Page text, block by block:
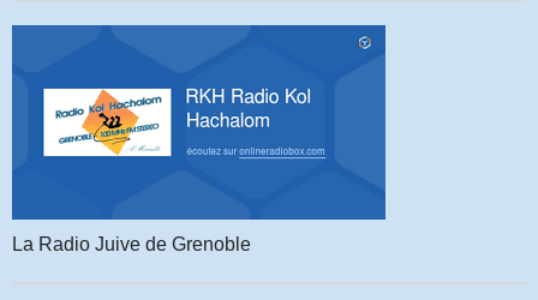
La Radio Juive de Grenoble